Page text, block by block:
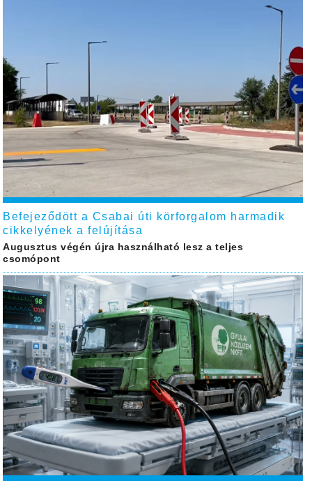
Befejeződött a Csabai úti körforgalom harmadik
cikkelyének a felújítása
Augusztus végén újra használható lesz a teljes
csomópont